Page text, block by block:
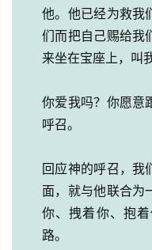
他。他已经为救我
们而把自己赐给我
来坐在宝座上，叫
你爱我吗？你愿意
呼召。
回应神的呼召，我
面，就与他联合为
你、拽着你、抱
路。